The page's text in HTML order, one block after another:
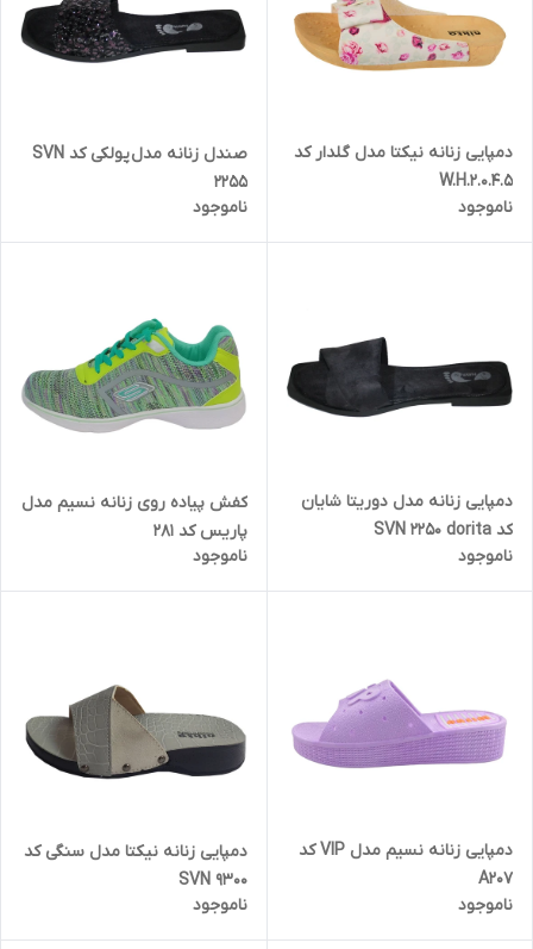
دمپایی زنانه نیکتا مدل گلدار کد
W.H.2.0.4.5
ناموجود
صندل زنانه مدل پولکی کد SVN
2255
ناموجود
دمپایی زنانه مدل دوریتا شایان
کد SVN 2250 dorita
ناموجود
کفش پیاده روی زنانه نسیم مدل
پاریس کد 281
ناموجود
دمپایی زنانه نسیم مدل VIP کد
A207
ناموجود
دمپایی زنانه نیکتا مدل سنگی کد
SVN 9300
ناموجود